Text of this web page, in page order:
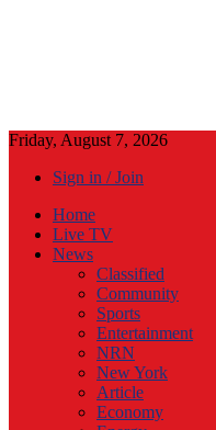
Friday, August 7, 2026
Sign in / Join
Home
Live TV
News
Classified
Community
Sports
Entertainment
NRN
New York
Article
Economy